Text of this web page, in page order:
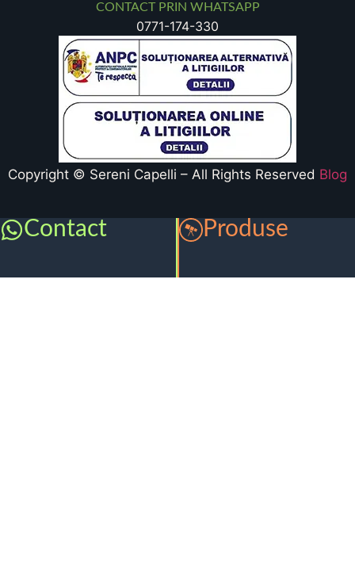
CONTACT PRIN WHATSAPP
0771-174-330
Copyright © Sereni Capelli – All Rights Reserved Blog
Contact Produse